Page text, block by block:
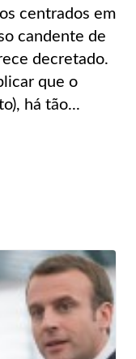
centrados em
candente de
decretado.
que o
há tão...